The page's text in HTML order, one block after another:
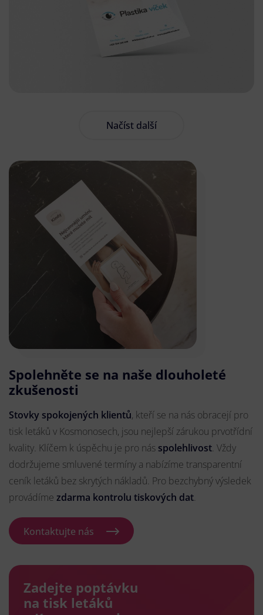
Načíst další
Spolehněte se na naše dlouholeté
zkušenosti
Stovky spokojených klientů, kteří se na nás obracejí pro
tisk letáků v Kosmonosech, jsou nejlepší zárukou prvotřídní
kvality. Klíčem k úspěchu je pro nás spolehlivost. Vždy
dodržujeme smluvené termíny a nabízíme transparentní
ceník letáků bez skrytých nákladů. Pro bezchybný výsledek
provádíme zdarma kontrolu tiskových dat.
Kontaktujte nás
Zadejte poptávku
na tisk letáků